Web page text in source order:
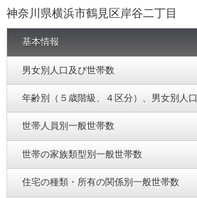
神奈川県横浜市鶴見区岸谷二丁目
基本情報
男女別人口及び世帯数
年齢別（５歳階級、４区分）、男女別人口
世帯人員別一般世帯数
世帯の家族類型別一般世帯数
住宅の種類・所有の関係別一般世帯数